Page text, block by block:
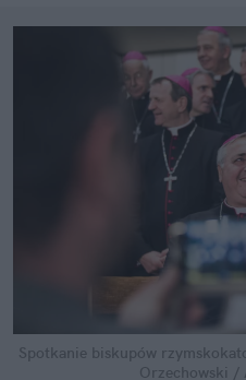
Spotkanie biskupów
Orzechowski /